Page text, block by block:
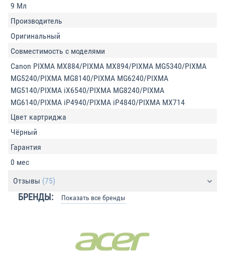
9 Мл
Производитель
Оригинальный
Совместимость с моделями
Canon PIXMA MX884/PIXMA MX894/PIXMA MG5340/PIXMA
MG5240/PIXMA MG8140/PIXMA MG6240/PIXMA
MG5140/PIXMA iX6540/PIXMA MG8240/PIXMA
MG6140/PIXMA iP4940/PIXMA iP4840/PIXMA MX714
Цвет картриджа
Чёрный
Гарантия
0 мес
Отзывы (75)
БРЕНДЫ: Показать все бренды